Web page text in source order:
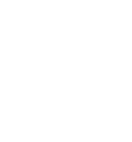
İstanbul